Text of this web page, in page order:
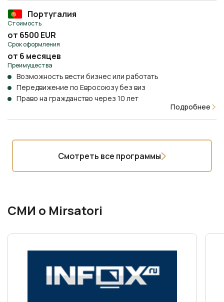
Португалия
Стоимость
от 6500 EUR
Срок оформления
от 6 месяцев
Преимущества
Возможность вести бизнес или работать
Передвижение по Евросоюзу без виз
Право на гражданство через 10 лет
Подробнее
Смотреть все программы
СМИ о Mirsatori